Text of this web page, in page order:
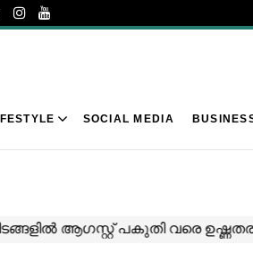
SOCIAL MEDIA